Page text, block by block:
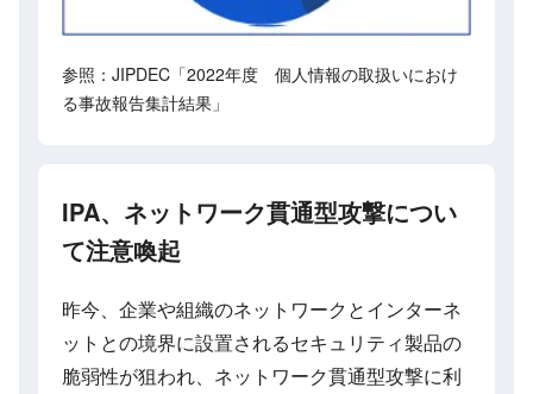
参照：JIPDEC「2022年度 個人情報の取扱いにおけ
る事故報告集計結果」
IPA、ネットワーク貫通型攻撃につい
て注意喚起
昨今、企業や組織のネットワークとインターネ
ットとの境界に設置されるセキュリティ製品の
脆弱性が狙われ、ネットワーク貫通型攻撃に利